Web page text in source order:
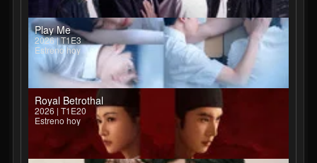
Play Me
2026 | T1E3
Estreno hoy
Royal Betrothal
2026 | T1E20
Estreno hoy